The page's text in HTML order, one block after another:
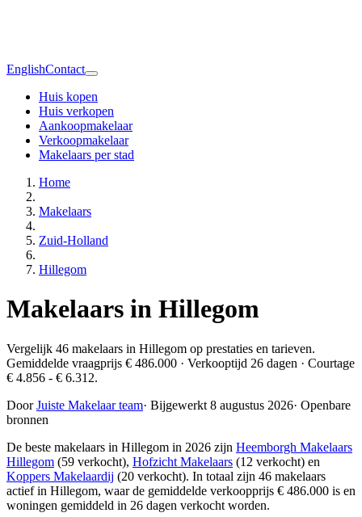
EnglishContact
Huis kopen
Huis verkopen
Aankoopmakelaar
Verkoopmakelaar
Makelaars per stad
Home
Makelaars
Zuid-Holland
Hillegom
Makelaars in Hillegom
Vergelijk 46 makelaars in Hillegom op prestaties en tarieven.
Gemiddelde vraagprijs € 486.000 · Verkooptijd 26 dagen · Courtage
€ 4.856 - € 6.312.
DoorJuiste Makelaar team· Bijgewerkt 8 augustus 2026· Openbare
bronnen
De beste makelaars in Hillegom in 2026 zijn Heemborgh Makelaars
Hillegom (59 verkocht), Hofzicht Makelaars (12 verkocht) en
Koppers Makelaardij (20 verkocht). In totaal zijn 46 makelaars
actief in Hillegom, waar de gemiddelde verkoopprijs € 486.000 is en
woningen gemiddeld in 26 dagen verkocht worden.